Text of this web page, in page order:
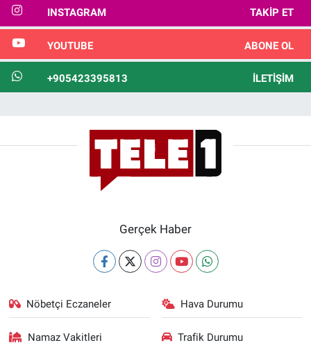
INSTAGRAM TAKIP ET
YOUTUBE ABONE OL
+905423395813 İLETIŞIM
Gerçek Haber
Nöbetçi Eczaneler Hava Durumu
Namaz Vakitleri Trafik Durumu